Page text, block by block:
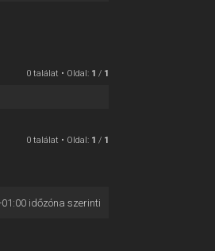
0 találat • Oldal: 1 / 1
0 találat • Oldal: 1 / 1
időzóna szerinti